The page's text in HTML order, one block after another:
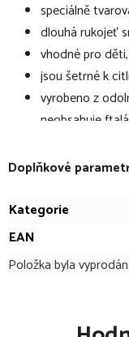
speciálně
dlouhá rukojeť
vhodné pro
jsou šetrné k
vyrobeno z
neobsahuje
vhodné do
balení obsahuje
Doplňkové
Kategorie
EAN
Položka byla